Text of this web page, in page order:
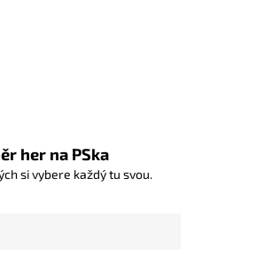
her na PSka
si vybere každý tu svou.